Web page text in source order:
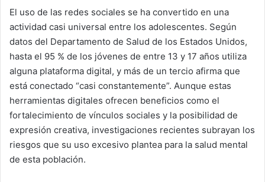
El uso de las redes sociales se ha convertido en una
actividad casi universal entre los adolescentes. Según
datos del Departamento de Salud de los Estados Unidos,
hasta el 95 % de los jóvenes de entre 13 y 17 años utiliza
alguna plataforma digital, y más de un tercio afirma que
está conectado “casi constantemente”. Aunque estas
herramientas digitales ofrecen beneficios como el
fortalecimiento de vínculos sociales y la posibilidad de
expresión creativa, investigaciones recientes subrayan los
riesgos que su uso excesivo plantea para la salud mental
de esta población.